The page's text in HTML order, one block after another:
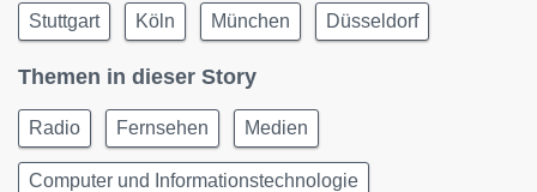
Stuttgart Köln München Düsseldorf
Themen in dieser Story
Radio Fernsehen Medien
Computer und Informationstechnologie